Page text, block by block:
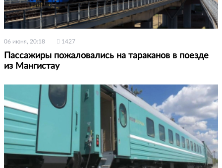
06 июня, 20:18 1427
Пассажиры пожаловались на тараканов в поезде
из Мангистау